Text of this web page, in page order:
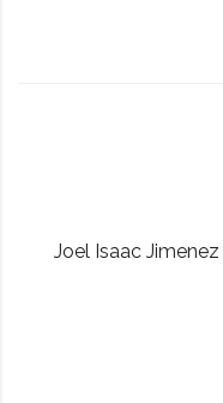
Joel Isaac Jimenez